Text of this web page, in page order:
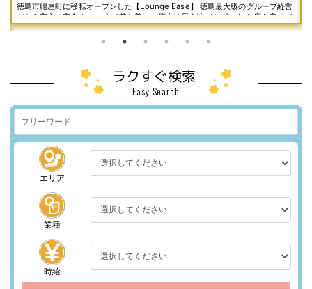
徳島市紺屋町に移転オープンした【Lounge Ease】 徳島最大級のグループ経営
だから安心・安全！ シックで落ち着いた店内は居心地バツグン☆ お店も広すぎ
ず狭すぎずのちょうどイイ大きさです♪ 今ならナイトワークデビューに最適！
ラクすぐ検索
Easy Search
エリア
業種
時給